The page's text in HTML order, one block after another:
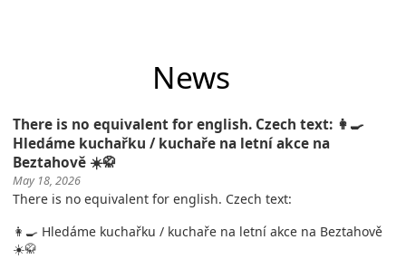
News
There is no equivalent for english. Czech text: 👩‍🍳
Hledáme kuchařku / kuchaře na letní akce na
Beztahově ☀️🥋
May 18, 2026
There is no equivalent for english. Czech text:
👩‍🍳 Hledáme kuchařku / kuchaře na letní akce na Beztahově
☀️🥋